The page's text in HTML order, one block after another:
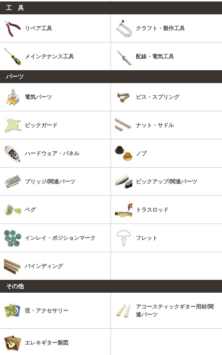
工 具
リペア工具 クラフト・製作工具
メインテナンス工具 配線・電気工具
パーツ
電気パーツ ビス・スプリング
ピックガード ナット・サドル
ハードウェア・パネル ノブ
ブリッジ/関連パーツ ピックアップ/関連パーツ
ペグ トラスロッド
インレイ・ポジションマーク フレット
バインディング
その他
弦・アクセサリー
アコースティックギター用材/関
連パーツ
エレキギター製図